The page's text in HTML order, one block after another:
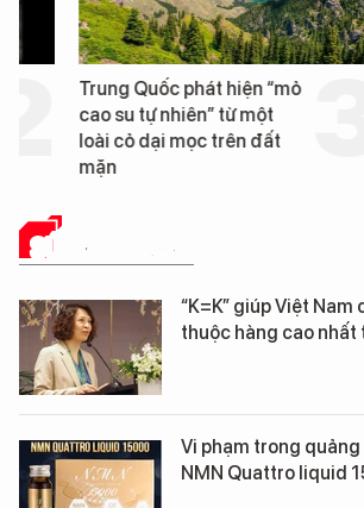
Trung Quốc phát hiện “mỏ
cao su tự nhiên” từ một
loài cỏ dại mọc trên đất
SỨC KHỎE 24H
“K=K” giúp Việt Nam
thuộc hàng cao nhất
Vi phạm trong quảng
NMN Quattro liquid